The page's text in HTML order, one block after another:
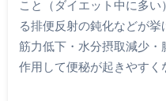
こと（ダイエット中に多
る排便反射の鈍化などが
筋力低下・水分摂取減少
作用して便秘が起きやすく